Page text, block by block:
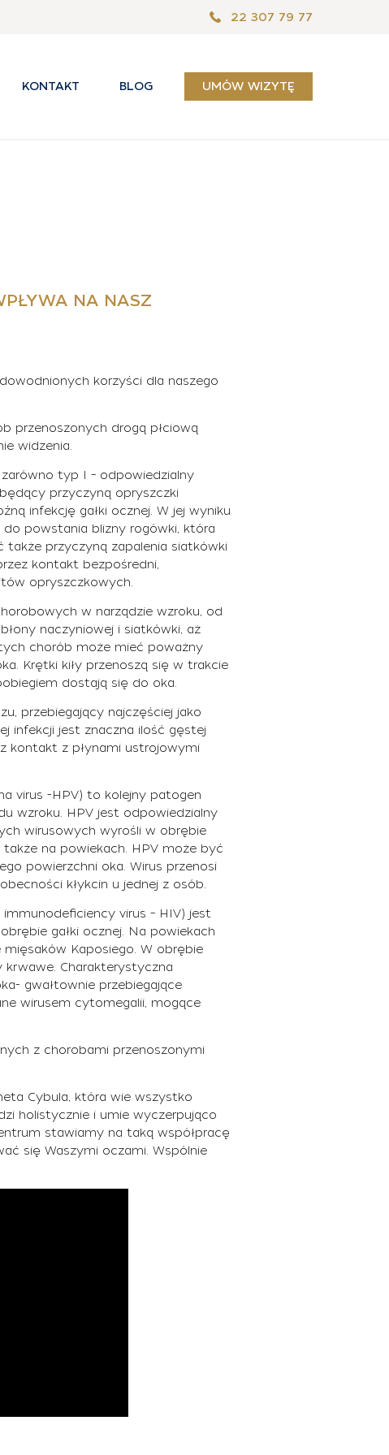
22 307 79 77
KONTAKT BLOG UMÓW WIZYTĘ
NA NASZ
korzyści dla naszego
przenoszonych drogą płciową
widzenia.
zarówno typ I – odpowiedzialny
przyczyną opryszczki
infekcję gałki ocznej. W jej wyniku
powstania blizny rogówki, która
także przyczyną zapalenia siatkówki
kontakt bezpośredni,
opryszczkowych.
w narządzie wzroku, od
naczyniowej i siatkówki, aż
chorób może mieć poważny
Krętki kiły przenoszą się w trakcie
dostają się do oka.
przebiegający najczęściej jako
infekcji jest znaczna ilość gęstej
kontakt z płynami ustrojowymi
virus -HPV) to kolejny patogen
wzroku. HPV jest odpowiedzialny
wirusowych wyrośli w obrębie
na powiekach. HPV może być
powierzchni oka. Wirus przenosi
kłykcin u jednej z osób.
virus – HIV) jest
gałki ocznej. Na powiekach
Kaposiego. W obrębie
Charakterystyczna
gwałtownie przebiegające
wirusem cytomegalii, mogące
z chorobami przenoszonymi
Cybula, która wie wszystko
holistycznie i umie wyczerpująco
stawiamy na taką współpracę
się Waszymi oczami. Wspólnie